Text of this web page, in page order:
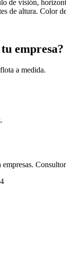
de visión,
de altura. Color
empresa?
a medida.